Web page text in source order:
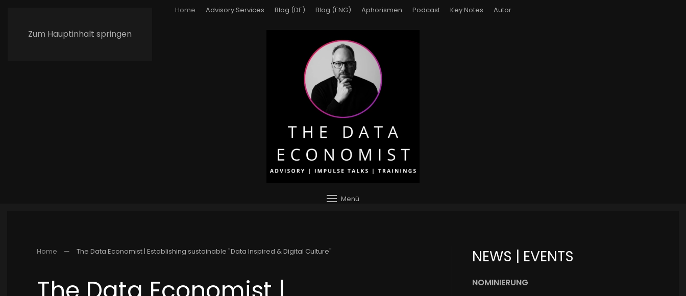
Zum Hauptinhalt springen
Home Advisory Services Blog (DE) Blog (ENG) Aphorismen Podcast Key Notes Autor
Menü
Home The Data Economist | Establishing sustainable "Data Inspired & Digital Culture" NEWS | EVENTS
NOMINIERUNG